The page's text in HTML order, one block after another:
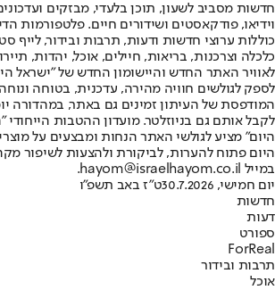
חדשות מסביב לשעון, תוכן בלעדי, מבזקים
וידיאו, פודקאסטים ושידורים חיים. פלטפורמות
כוללות ערוצי חדשות ודעות, תרבות ובידור, לייף
לאוויר האתר החדש והיישומון החדש של "ישראל
לספק לגולשים חוויה מהירה, עדכנית, בטוחה
המודפסת של העיתון זמינים גם באתר, במהדורה
לקבל אותם גם בניוזלטר. מועדון ההטבות
היום" מציע לגולשי האתר הנחות ומבצעים על
היום פתוח להערות, לביקורת ולהצעות לשיפור
במייל hayom@israelhayom.co.il.
יום חמישי, 30.7.2026
ט"ז באב תשפ"ו
חדשות
דעות
ספורט
ForReal
תרבות ובידור
אוכל